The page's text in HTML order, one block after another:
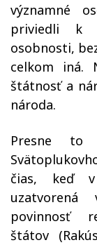
významné
priviedli k
osobnosti,
celkom iná.
štátnosť a
národa.
Presne
čias, keď
uzatvorená
povinnosť
štátov